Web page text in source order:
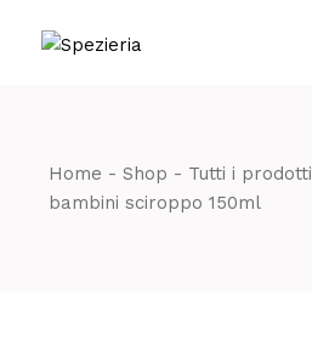
Home Shop Tutti i prodotti
bambini sciroppo 150ml
Telefono